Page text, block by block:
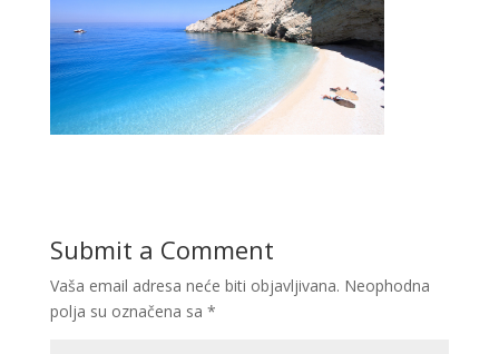
Submit a Comment
Vaša email adresa neće biti objavljivana. Neophodna
polja su označena sa *